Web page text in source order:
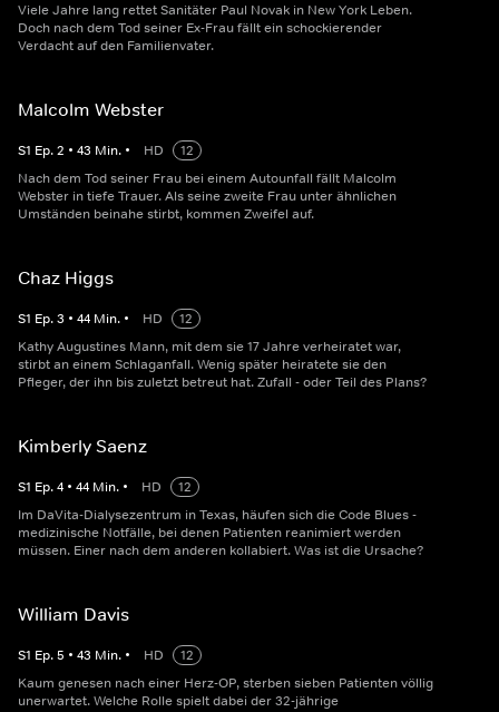
Viele Jahre lang rettet Sanitäter Paul Novak in New York Leben.
Doch nach dem Tod seiner Ex-Frau fällt ein schockierender
Verdacht auf den Familienvater.
Malcolm Webster
S1 Ep.2 • 43 Min. • HD
12
Nach dem Tod seiner Frau bei einem Autounfall fällt Malcolm
Webster in tiefe Trauer. Als seine zweite Frau unter ähnlichen
Umständen beinahe stirbt, kommen Zweifel auf.
Chaz Higgs
S1 Ep.3 • 44 Min. • HD
12
Kathy Augustines Mann, mit dem sie 17 Jahre verheiratet war,
stirbt an einem Schlaganfall. Wenig später heiratete sie den
Pfleger, der ihn bis zuletzt betreut hat. Zufall - oder Teil des Plans?
Kimberly Saenz
S1 Ep.4 • 44 Min. • HD
12
Im DaVita-Dialysezentrum in Texas, häufen sich die Code Blues -
medizinische Notfälle, bei denen Patienten reanimiert werden
müssen. Einer nach dem anderen kollabiert. Was ist die Ursache?
William Davis
S1 Ep.5 • 43 Min. • HD
12
Kaum genesen nach einer Herz-OP, sterben sieben Patienten völlig
unerwartet. Welche Rolle spielt dabei der 32-jährige